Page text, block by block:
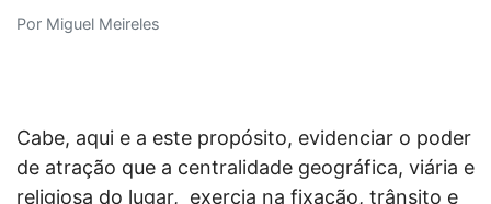
Por Miguel Meireles
Cabe, aqui e a este propósito, evidenciar o poder
de atração que a centralidade geográfica, viária e
religiosa do lugar, exercia na fixação, trânsito e